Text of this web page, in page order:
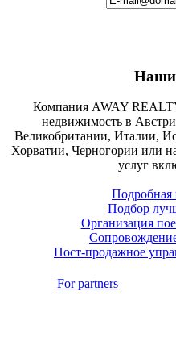
Наши
Компания AWAY
недвижимость в
Великобритании, Италии,
Хорватии, Черногории или
услуг
Подробная
Подбор
Организация
Пост-продажное
For partners